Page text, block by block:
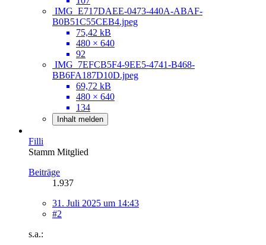
IMG_E717DAEE-0473-440A-ABAF-
B0B51C55CEB4.jpeg
75,42 kB
480 × 640
92
IMG_7EFCB5F4-9EE5-4741-B468-
BB6FA187D10D.jpeg
69,72 kB
480 × 640
134
Inhalt melden
Filli
Stamm Mitglied
Beiträge
1.937
31. Juli 2025 um 14:43
#2
s.a.: